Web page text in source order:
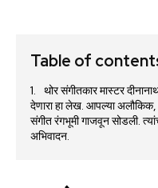
Table of
थोर संगीतकार मास्टर
देणारा हा लेख. आपल्या
संगीत रंगभूमी गाजवून सोडली.
अभिवादन.